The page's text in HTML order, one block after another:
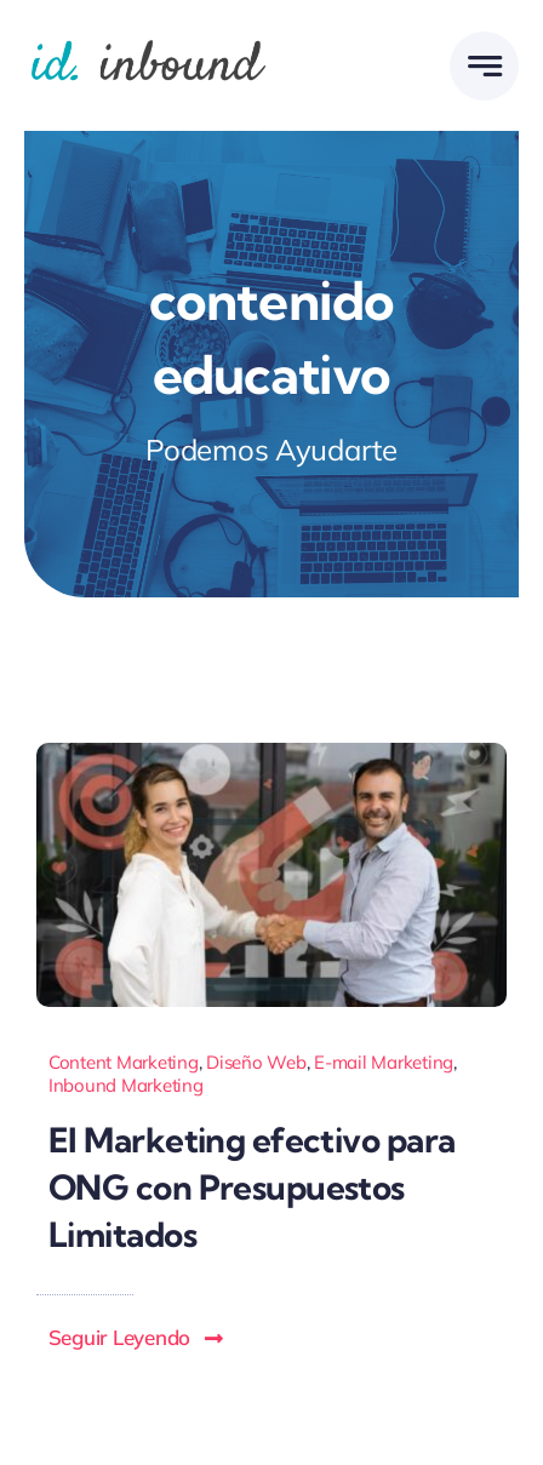
content
contenido
educativo
Podemos Ayudarte
Content Marketing, Diseño Web, E-mail Marketing,
Inbound Marketing
El Marketing efectivo para
ONG con Presupuestos
Limitados
Seguir Leyendo